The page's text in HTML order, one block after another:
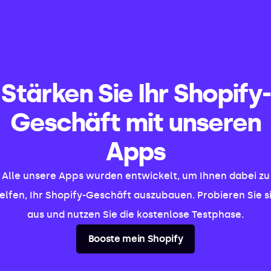
Stärken Sie Ihr Shopify-
Geschäft mit unseren
Apps
Alle unsere Apps wurden entwickelt, um Ihnen dabei zu
Ihr Shopify-Geschäft auszubauen. Probieren Sie
aus und nutzen Sie die kostenlose Testphase.
Booste mein Shopify